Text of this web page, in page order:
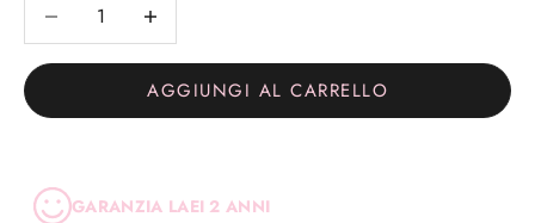
AGGIUNGI AL CARRELLO
GARANZIA LAEI 2 ANNI